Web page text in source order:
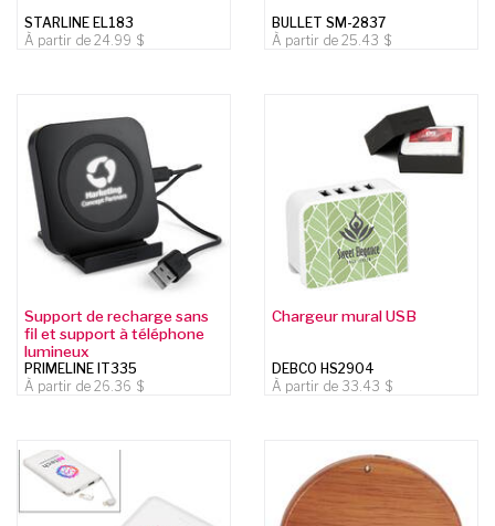
STARLINE EL183
À partir de24.99
BULLET SM-2837
À partir de25.43
Support de recharge sans
fil et support à téléphone
lumineux
PRIMELINE IT335
À partir de26.36
Chargeur mural USB
DEBCO HS2904
À partir de 33.43